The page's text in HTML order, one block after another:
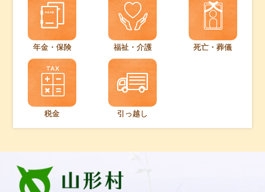
年金・保険 福祉・介護 死亡・葬儀
税金 引っ越し